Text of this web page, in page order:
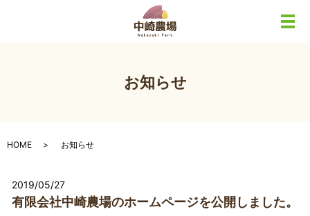
メ
お知らせ
HOME お知らせ
2019/05/27
有限会社中崎農場のホームページを公開しました。